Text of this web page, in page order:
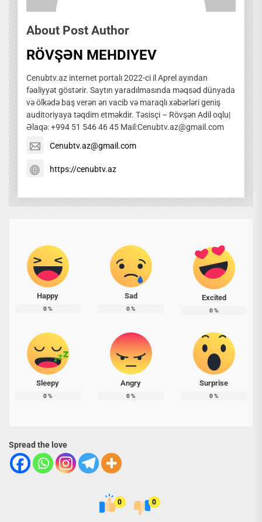
About Post Author
RÖVŞƏN MEHDIYEV
Cenubtv.az internet portalı 2022-ci il Aprel ayından
fəaliyyət göstərir. Saytın yaradılmasında məqsəd dünyada
və ölkədə baş verən ən vacib və maraqlı xəbərləri geniş
auditoriyaya təqdim etməkdir. Təsisçi – Rövşən Adil oqlu|
Əlaqə: +994 51 546 46 45 Mail:Cenubtv.az@gmail.com
Cenubtv.az@gmail.com
https://cenubtv.az
Happy
0%
Sad
0%
Excited
0%
Sleepy
0%
Angry
0%
Surprise
0%
Spread the love
0 0